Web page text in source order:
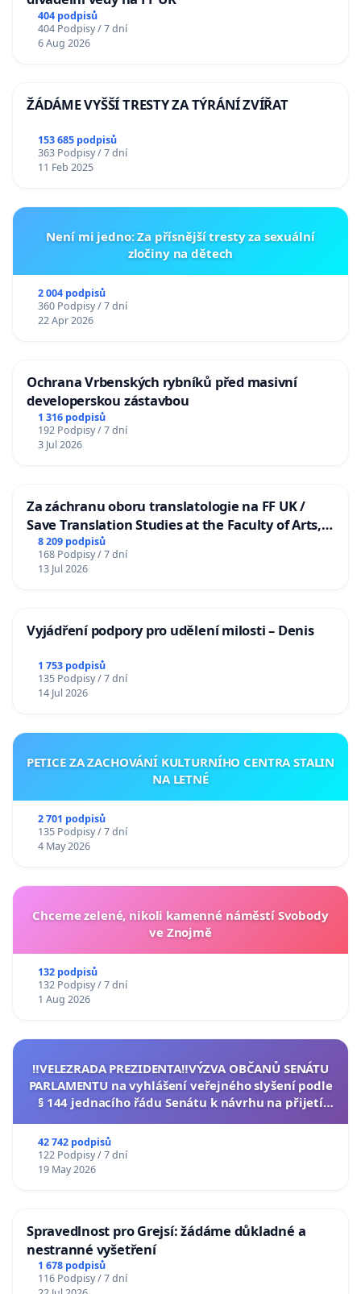
404 podpisů
404 Podpisy / 7 dní
6 Aug 2026
ŽÁDÁME VYŠŠÍ TRESTY ZA TÝRÁNÍ ZVÍŘAT
153 685 podpisů
363 Podpisy / 7 dní
11 Feb 2025
Není mi jedno: Za přísnější tresty za sexuální
zločiny na dětech
2 004 podpisů
360 Podpisy / 7 dní
22 Apr 2026
Ochrana Vrbenských rybníků před masivní
developerskou zástavbou
1 316 podpisů
192 Podpisy / 7 dní
3 Jul 2026
Za záchranu oboru translatologie na FF UK /
Save Translation Studies at the Faculty of Arts,
Charles University
8 209 podpisů
168 Podpisy / 7 dní
13 Jul 2026
Vyjádření podpory pro udělení milosti – Denis
1 753 podpisů
135 Podpisy / 7 dní
14 Jul 2026
PETICE ZA ZACHOVÁNÍ KULTURNÍHO CENTRA STALIN
NA LETNÉ
2 701 podpisů
135 Podpisy / 7 dní
4 May 2026
Chceme zelené, nikoli kamenné náměstí Svobody
ve Znojmě
132 podpisů
132 Podpisy / 7 dní
1 Aug 2026
‼️VELEZRADA PREZIDENTA‼️VÝZVA OBČANŮ SENÁTU
PARLAMENTU na vyhlášení veřejného slyšení podle
§ 144 jednacího řádu Senátu k návrhu na přijetí
42 742 podpisů
122 Podpisy / 7 dní
19 May 2026
Spravedlnost pro Grejsí: žádáme důkladné a
nestranné vyšetření
1 678 podpisů
116 Podpisy / 7 dní